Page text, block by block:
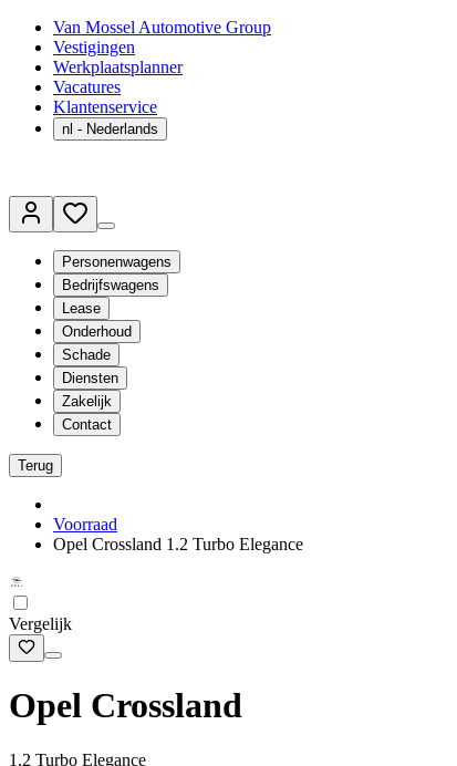
Van Mossel Automotive Group
Vestigingen
Werkplaatsplanner
Vacatures
Klantenservice
nl - Nederlands
Personenwagens
Bedrijfswagens
Lease
Onderhoud
Schade
Diensten
Zakelijk
Contact
Terug
Voorraad
Opel Crossland 1.2 Turbo Elegance
Vergelijk
Opel Crossland
1.2 Turbo Elegance